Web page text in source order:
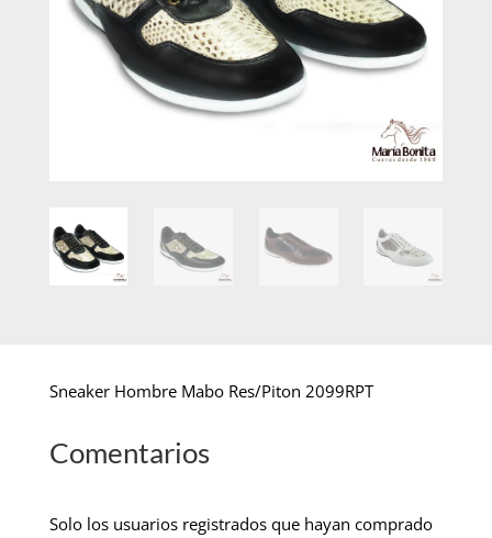
Sneaker Hombre Mabo Res/Piton 2099RPT
Comentarios
Solo los usuarios registrados que hayan comprado